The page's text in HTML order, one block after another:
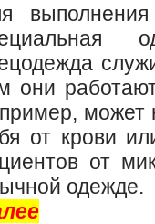
они
может
от крови
от
одежде.